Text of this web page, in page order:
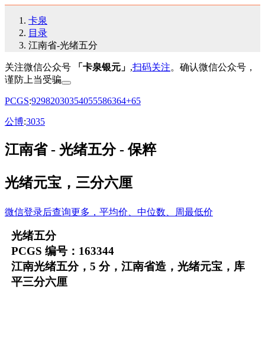
卡泉
目录
江南省-光绪五分
关注微信公众号 「卡泉银元」 ,扫码关注。确认微信公众号，
谨防上当受骗
PCGS:92982030354055586364+65
公博:3035
江南省 - 光绪五分 - 保粹
光绪元宝，三分六厘
微信登录后查询更多，平均价、中位数、周最低价
光绪五分
PCGS 编号：163344
江南光绪五分，5 分，江南省造，光绪元宝，库
平三分六厘